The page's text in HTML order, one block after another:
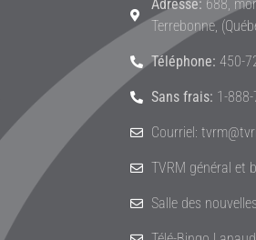
Adresse: 688,
Terrebonne,
Téléphone: 450-
Sans frais: 1-
Courriel:
TVRM général et
Salle des